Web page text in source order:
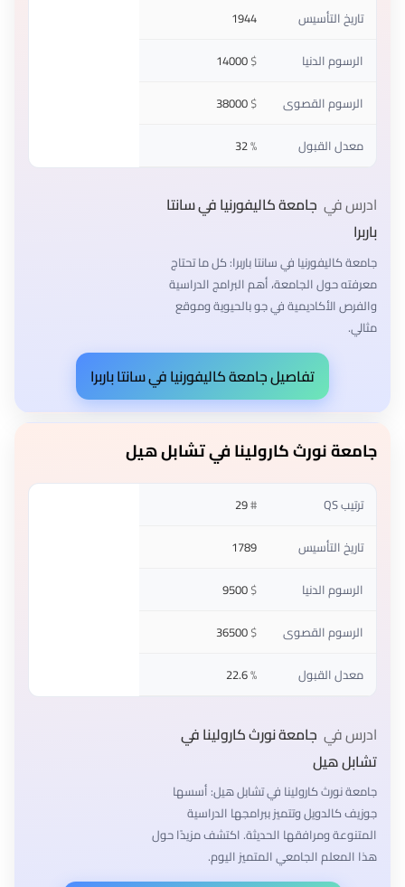
تاريخ التأسيس
1944
الرسوم الدنيا
$
14000
الرسوم القصوى
$
38000
معدل القبول
%
32
ادرس في جامعة كاليفورنيا في سانتا
باربرا
جامعة كاليفورنيا في سانتا باربرا: كل ما تحتاج
معرفته حول الجامعة، أهم البرامج الدراسية
والفرص الأكاديمية في جو بالحيوية وموقع
مثالي.
تفاصيل جامعة كاليفورنيا في سانتا باربرا
جامعة نورث كارولينا في تشابل هيل
ترتيب QS #
29
تاريخ التأسيس
1789
الرسوم الدنيا
$
9500
الرسوم القصوى
$
36500
معدل القبول
%
22.6
ادرس في جامعة نورث كارولينا في
تشابل هيل
جامعة نورث كارولينا في تشابل هيل: أسسها
جوزيف كالدويل وتتميز ببرامجها الدراسية
المتنوعة ومرافقها الحديثة. اكتشف مزيدًا حول
هذا المعلم الجامعي المتميز اليوم.